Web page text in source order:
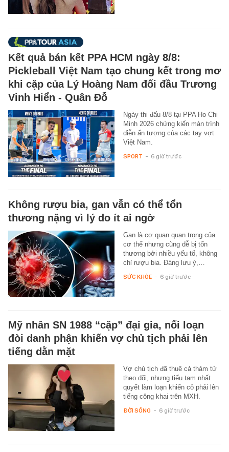
Kết quả bán kết PPA HCM ngày 8/8:
Pickleball Việt Nam tạo chung kết trong mơ
khi cặp của Lý Hoàng Nam đối đầu Trương
Vinh Hiển - Quân Đỗ
Ngày thi đấu 8/8 tại PPA Ho Chi
Minh 2026 chứng kiến màn trình
diễn ấn tượng của các tay vợt
Việt Nam.
SPORT - 6 giờ trước
Không rượu bia, gan vẫn có thể tổn
thương nặng vì lý do ít ai ngờ
Gan là cơ quan quan trọng của
cơ thể nhưng cũng dễ bị tổn
thương bởi nhiều yếu tố, không
chỉ rượu bia. Đáng lưu ý,…
SỨC KHỎE - 6 giờ trước
Mỹ nhân SN 1988 “cặp” đại gia, nổi loạn
đòi danh phận khiến vợ chủ tịch phải lên
tiếng dằn mặt
Vợ chủ tịch đã thuê cả thám tử
theo dõi, nhưng tiểu tam nhất
quyết làm loạn khiến cô phải lên
tiếng công khai trên MXH.
ĐỜI SỐNG - 6 giờ trước